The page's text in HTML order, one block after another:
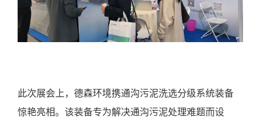
此次展会上，德森环境携通沟污泥洗选分级系统装备
惊艳亮相。该装备专为解决通沟污泥处理难题而设